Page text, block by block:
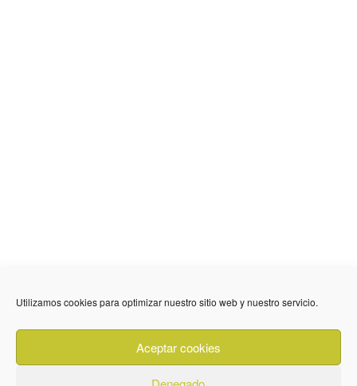
Utilizamos cookies para optimizar nuestro sitio web y nuestro servicio.
Aceptar cookies
636 01 61 85
Fuente Palmera
info @ fuentepalmerainformacion.es
Privacidad Aviso legal Cookies